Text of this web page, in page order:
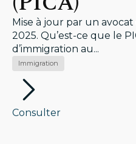
Mise à jour par un
2025. Qu’est-ce que le
d’immigration au...
Immigration
Consulter